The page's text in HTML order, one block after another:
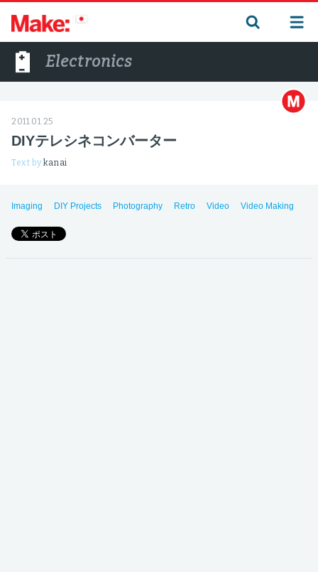
Electronics
2011.01.25
DIYテレシネコンバーター
Text bykanai
Imaging DIY Projects Photography Retro Video Video Making